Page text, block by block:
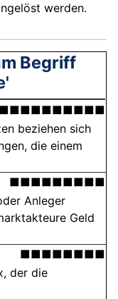
werden.
Begriff
■■■■■■■■■■
beziehen sich
die einem
■■■■■■■■■
Anleger
Geld
■■■■■■■■
der die